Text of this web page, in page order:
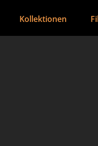
Kollektionen